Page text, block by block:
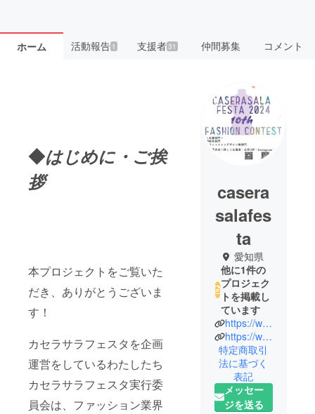
ホーム 活動報告1 支援者31 仲間募集 コメント
◆はじめに・ご挨
拶
本プロジェクトをご覧いた
だき、ありがとうございま
す！
カセラサラフェスタを企画
運営をしているわたしたち
カセラサラフェスタ実行委
員会は、ファッション業界
casera
salafes
ta
愛知県
他に1件の
プロジェク
トを掲載し
ています
https://www.caserasala.com/%E3%82%AB%E3%82%BB%E3%83%A9%E3%82%B5%E3%83%A9%E3%83%95%E3%82%A7%E3%82%B9%E3%82%BF2024-%E7%AC%AC10%E5%9B%9E%E3%83%95%E3%82%A1%E3%83%83%E3%82%B7%E3%83%A7%E3%83%B3%E3%82%B3%E3%83%B3%E3%83%86%E3%82%B9%E3%83%88
https://www.instagram.com/caserasalafesta/
特定商取引
法に基づく
表記
メッセー
ジを送る